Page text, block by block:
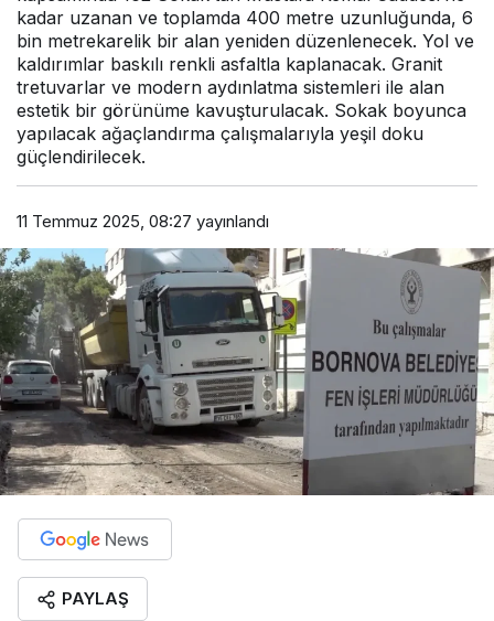
kadar uzanan ve toplamda 400 metre uzunluğunda, 6
bin metrekarelik bir alan yeniden düzenlenecek. Yol ve
kaldırımlar baskılı renkli asfaltla kaplanacak. Granit
tretuvarlar ve modern aydınlatma sistemleri ile alan
estetik bir görünüme kavuşturulacak. Sokak boyunca
yapılacak ağaçlandırma çalışmalarıyla yeşil doku
güçlendirilecek.
11 Temmuz 2025, 08:27 yayınlandı
PAYLAŞ